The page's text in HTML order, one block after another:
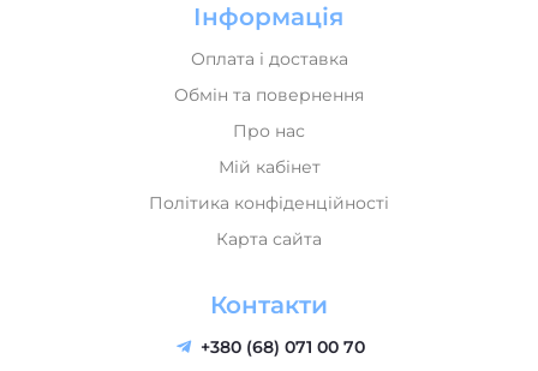
Інформація
Оплата і доставка
Обмін та повернення
Про нас
Мій кабінет
Політика конфіденційності
Карта сайта
Контакти
+380 (68) 071 00 70